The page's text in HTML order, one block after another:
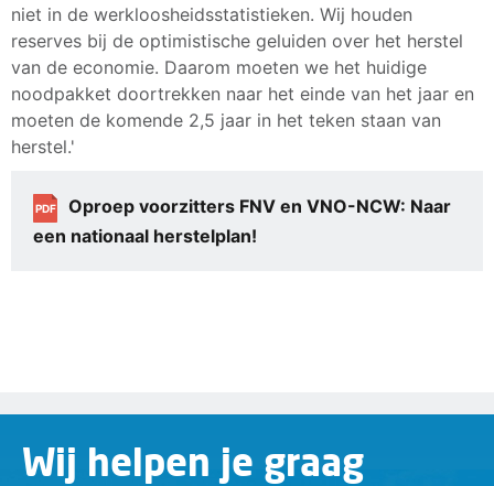
niet in de werkloosheidsstatistieken. Wij houden
reserves bij de optimistische geluiden over het herstel
van de economie. Daarom moeten we het huidige
noodpakket doortrekken naar het einde van het jaar en
moeten de komende 2,5 jaar in het teken staan van
herstel.'
PDF
Oproep voorzitters FNV en VNO-NCW: Naar
een nationaal herstelplan!
Wij helpen je graag